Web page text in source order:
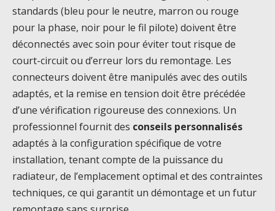
standards (bleu pour le neutre, marron ou rouge
pour la phase, noir pour le fil pilote) doivent être
déconnectés avec soin pour éviter tout risque de
court-circuit ou d’erreur lors du remontage. Les
connecteurs doivent être manipulés avec des outils
adaptés, et la remise en tension doit être précédée
d’une vérification rigoureuse des connexions. Un
professionnel fournit des conseils personnalisés
adaptés à la configuration spécifique de votre
installation, tenant compte de la puissance du
radiateur, de l’emplacement optimal et des contraintes
techniques, ce qui garantit un démontage et un futur